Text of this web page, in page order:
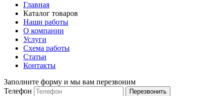
Главная
Каталог товаров
Наши работы
О компании
Услуги
Схема работы
Статьи
Контакты
Заполните форму и мы вам перезвоним
Телефон
Перезвонить